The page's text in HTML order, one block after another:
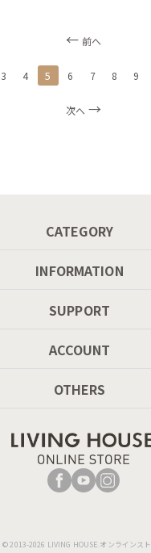
前へ
3 4 5 6 7 8 9
次へ
CATEGORY
INFORMATION
SUPPORT
ACCOUNT
OTHERS
© 2013-2026 LIVING HOUSE.オンラインス